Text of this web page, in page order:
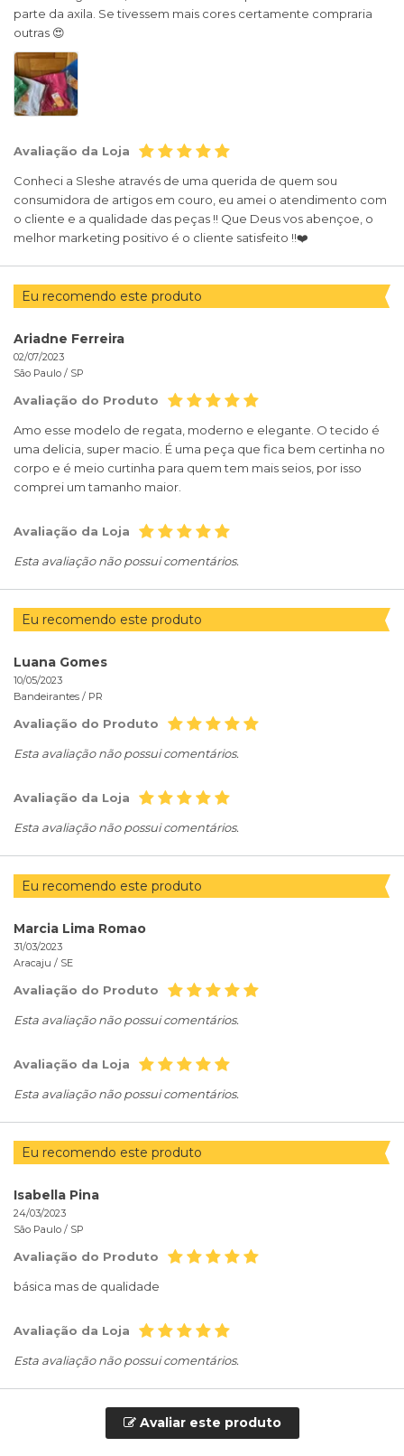
parte da axila. Se tivessem mais cores certamente compraria
outras 😍
Avaliação da Loja
Conheci a Sleshe através de uma querida de quem sou
consumidora de artigos em couro, eu amei o atendimento com
o cliente e a qualidade das peças !! Que Deus vos abençoe, o
melhor marketing positivo é o cliente satisfeito !!❤️
Eu recomendo este produto
Ariadne Ferreira
02/07/2023
São Paulo / SP
Avaliação do Produto
Amo esse modelo de regata, moderno e elegante. O tecido é
uma delicia, super macio. É uma peça que fica bem certinha no
corpo e é meio curtinha para quem tem mais seios, por isso
comprei um tamanho maior.
Avaliação da Loja
Esta avaliação não possui comentários.
Eu recomendo este produto
Luana Gomes
10/05/2023
Bandeirantes / PR
Avaliação do Produto
Esta avaliação não possui comentários.
Avaliação da Loja
Esta avaliação não possui comentários.
Eu recomendo este produto
Marcia Lima Romao
31/03/2023
Aracaju / SE
Avaliação do Produto
Esta avaliação não possui comentários.
Avaliação da Loja
Esta avaliação não possui comentários.
Eu recomendo este produto
Isabella Pina
24/03/2023
São Paulo / SP
Avaliação do Produto
básica mas de qualidade
Avaliação da Loja
Esta avaliação não possui comentários.
Avaliar este produto